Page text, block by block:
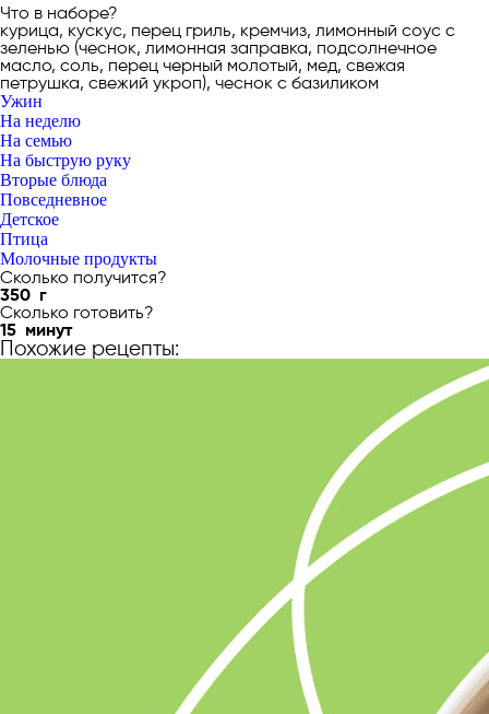
Что в наборе?
курица, кускус, перец гриль, кремчиз, лимонный соус с
зеленью (чеснок, лимонная заправка, подсолнечное
масло, соль, перец черный молотый, мед, свежая
петрушка, свежий укроп), чеснок с базиликом
Ужин
На неделю
На семью
На быструю руку
Вторые блюда
Повседневное
Детское
Птица
Молочные продукты
Сколько получится?
350 г
Сколько готовить?
15 минут
Похожие рецепты: